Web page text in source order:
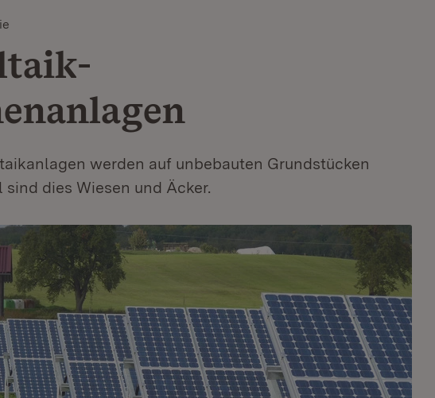
werden auf unbebauten Grundstücken
dies Wiesen und Äcker.